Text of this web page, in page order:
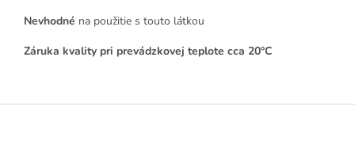
Nevhodné na použitie s touto látkou
Záruka kvality pri prevádzkovej teplote cca 20°C
Z